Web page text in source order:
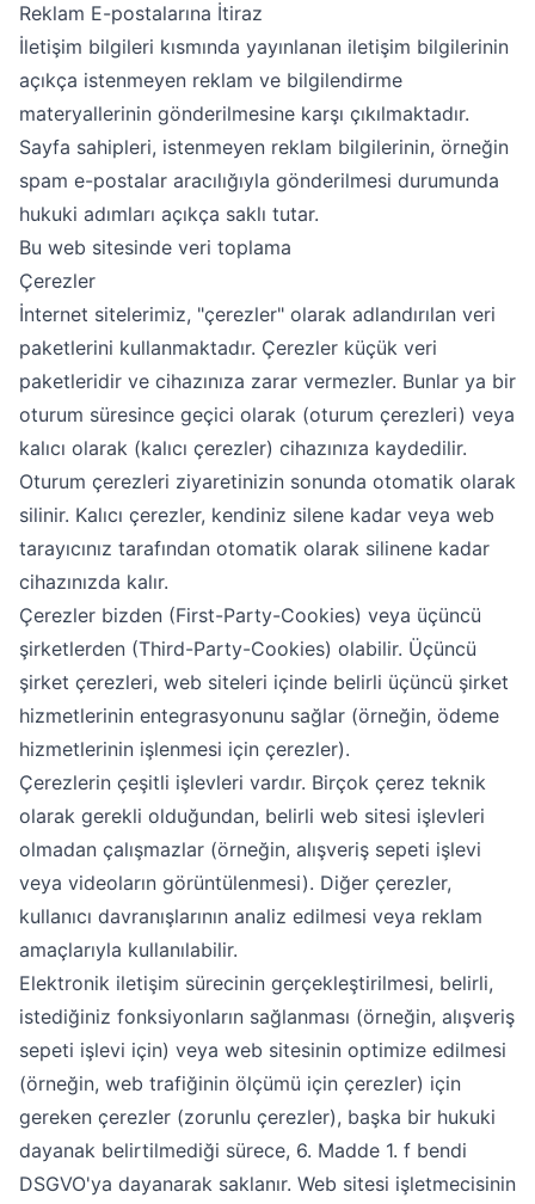
Reklam E-postalarına İtiraz
İletişim bilgileri kısmında yayınlanan iletişim bilgilerinin
açıkça istenmeyen reklam ve bilgilendirme
materyallerinin gönderilmesine karşı çıkılmaktadır.
Sayfa sahipleri, istenmeyen reklam bilgilerinin, örneğin
spam e-postalar aracılığıyla gönderilmesi durumunda
hukuki adımları açıkça saklı tutar.
Bu web sitesinde veri toplama
Çerezler
İnternet sitelerimiz, "çerezler" olarak adlandırılan veri
paketlerini kullanmaktadır. Çerezler küçük veri
paketleridir ve cihazınıza zarar vermezler. Bunlar ya bir
oturum süresince geçici olarak (oturum çerezleri) veya
kalıcı olarak (kalıcı çerezler) cihazınıza kaydedilir.
Oturum çerezleri ziyaretinizin sonunda otomatik olarak
silinir. Kalıcı çerezler, kendiniz silene kadar veya web
tarayıcınız tarafından otomatik olarak silinene kadar
cihazınızda kalır.
Çerezler bizden (First-Party-Cookies) veya üçüncü
şirketlerden (Third-Party-Cookies) olabilir. Üçüncü
şirket çerezleri, web siteleri içinde belirli üçüncü şirket
hizmetlerinin entegrasyonunu sağlar (örneğin, ödeme
hizmetlerinin işlenmesi için çerezler).
Çerezlerin çeşitli işlevleri vardır. Birçok çerez teknik
olarak gerekli olduğundan, belirli web sitesi işlevleri
olmadan çalışmazlar (örneğin, alışveriş sepeti işlevi
veya videoların görüntülenmesi). Diğer çerezler,
kullanıcı davranışlarının analiz edilmesi veya reklam
amaçlarıyla kullanılabilir.
Elektronik iletişim sürecinin gerçekleştirilmesi, belirli,
istediğiniz fonksiyonların sağlanması (örneğin, alışveriş
sepeti işlevi için) veya web sitesinin optimize edilmesi
(örneğin, web trafiğinin ölçümü için çerezler) için
gereken çerezler (zorunlu çerezler), başka bir hukuki
dayanak belirtilmediği sürece, 6. Madde 1. f bendi
DSGVO'ya dayanarak saklanır. Web sitesi işletmecisinin